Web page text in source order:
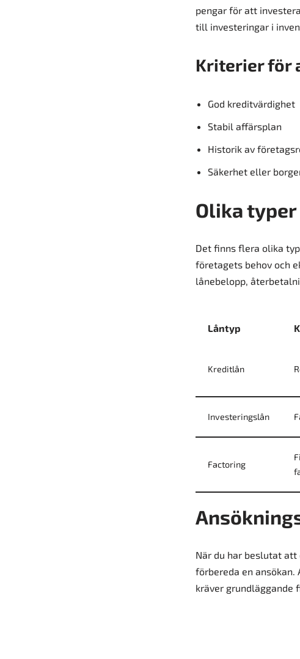
pengar för att
till investeringar i
Kriterier för
God kreditvärdighet
Stabil affärsplan
Historik av
Säkerhet eller
Olika
Det finns flera olika
företagets behov och
lånebelopp,
Låntyp
Kreditlån
Investeringslån
Factoring
När du har beslutat
förbereda en
kräver grundläggande